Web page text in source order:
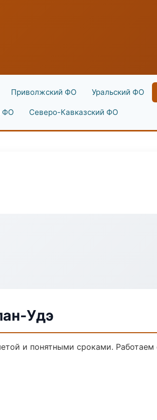
Приволжский ФО Уральский ФО
ФО Северо-Кавказский ФО
Удэ
и понятными сроками.